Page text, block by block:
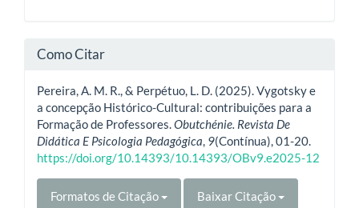
Como Citar
Pereira, A. M. R., & Perpétuo, L. D. (2025). Vygotsky e
a concepção Histórico-Cultural: contribuições para a
Formação de Professores.Obutchénie. Revista De
Didática E Psicologia Pedagógica, 9(Contínua), 01-20.
https://doi.org/10.14393/10.14393/OBv9.e2025-12
Formatos de Citação Baixar Citação